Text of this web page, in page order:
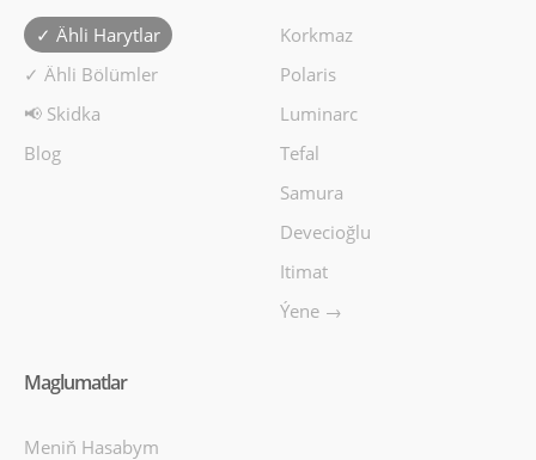
✓ Ähli Harytlar
✓ Ähli Bölümler
📢 Skidka
Blog
Korkmaz
Polaris
Luminarc
Tefal
Samura
Devecioğlu
Itimat
Ýene →
Maglumatlar
Meniň Hasabym